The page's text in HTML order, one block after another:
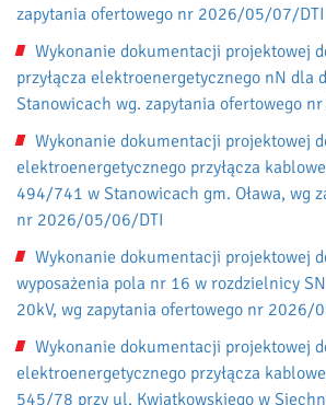
zapytania ofertowego nr 2026/05/07/DTI
Wykonanie dokumentacji projektowej
przyłącza elektroenergetycznego nN
Stanowicach wg. zapytania ofertowego
Wykonanie dokumentacji projektowej
elektroenergetycznego przyłącza
494/741 w Stanowicach gm. Oława, wg
nr 2026/05/06/DTI
Wykonanie dokumentacji projektowej
wyposażenia pola nr 16 w rozdzielnicy
20kV, wg zapytania ofertowego nr 2026/
Wykonanie dokumentacji projektowej
elektroenergetycznego przyłącza
545/78 przy ul. Kwiatkowskiego w